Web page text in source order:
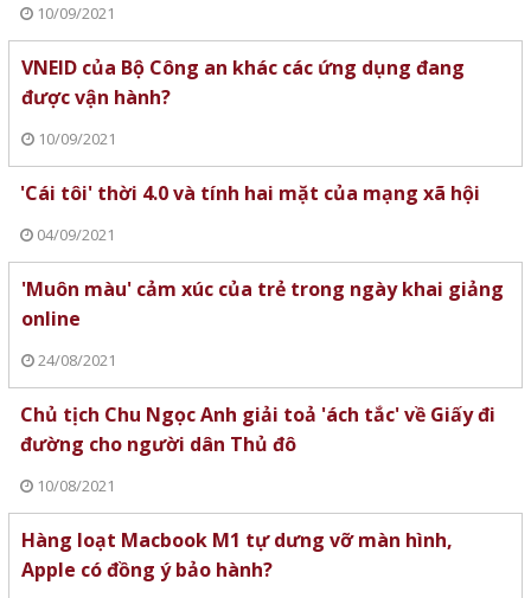
10/09/2021
VNEID của Bộ Công an khác các ứng dụng đang
được vận hành?
10/09/2021
'Cái tôi' thời 4.0 và tính hai mặt của mạng xã hội
04/09/2021
'Muôn màu' cảm xúc của trẻ trong ngày khai giảng
online
24/08/2021
Chủ tịch Chu Ngọc Anh giải toả 'ách tắc' về Giấy đi
đường cho người dân Thủ đô
10/08/2021
Hàng loạt Macbook M1 tự dưng vỡ màn hình,
Apple có đồng ý bảo hành?